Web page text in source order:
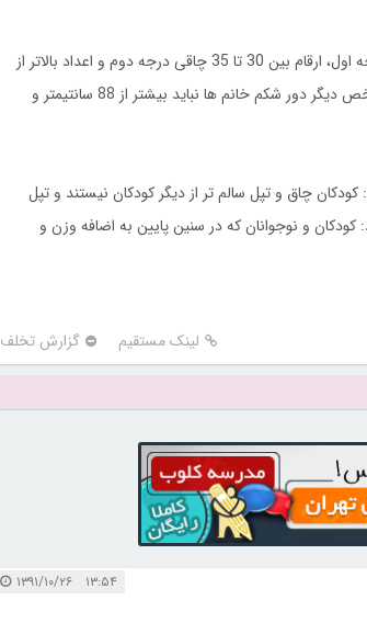
وی افزود: ارقام بین 19 تا 25 به عنوان رنج نرمال، اعداد بین 25 تا30 چاقی درجه اول، ارقام بین 30 تا 35 چاقی درجه دوم و اعداد بالاتر از
35 را چاقی مفرط و مخاطره انگیز به حساب می آیند. بابایی گفت: بر اساس شاخص دیگر دور شکم خانم ها نباید بیشتر از 88 سانتیمتر و
چاق و تپل سالم تر از دیگر کودکان نیستند و تپل
و نوجوانان که در سنین پایین به اضافه وزن و
لینک مستقیم گزارش تخلف
۱۳:۵۴ ۱۳۹۱/۱۰/۲۶